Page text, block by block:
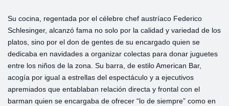
Su cocina, regentada por el célebre chef austríaco Federico
Schlesinger, alcanzó fama no solo por la calidad y variedad de los
platos, sino por el don de gentes de su encargado quien se
dedicaba en navidades a organizar colectas para donar juguetes
entre los niños de la zona. Su barra, de estilo American Bar,
acogía por igual a estrellas del espectáculo y a ejecutivos
apremiados que entablaban relación directa y frontal con el
barman quien se encargaba de ofrecer “lo de siempre” como en